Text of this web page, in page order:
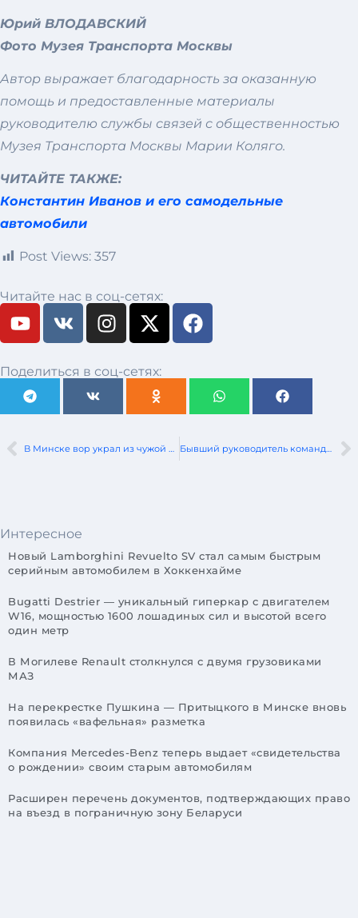
Юрий ВЛОДАВСКИЙ
Фото Музея Транспорта Москвы
Автор выражает благодарность за оказанную
помощь и предоставленные материалы
руководителю службы связей с общественностью
Музея Транспорта Москвы Марии Коляго.
ЧИТАЙТЕ ТАКЖЕ:
Константин Иванов и его самодельные
автомобили
Post Views: 357
Читайте нас в соц-сетях:
Поделиться в соц-сетях:
Интересное
Новый Lamborghini Revuelto SV стал самым быстрым
серийным автомобилем в Хоккенхайме
Bugatti Destrier — уникальный гиперкар с двигателем
W16, мощностью 1600 лошадиных сил и высотой всего
один метр
В Могилеве Renault столкнулся с двумя грузовиками
МАЗ
На перекрестке Пушкина — Притыцкого в Минске вновь
появилась «вафельная» разметка
Компания Mercedes-Benz теперь выдает «свидетельства
о рождении» своим старым автомобилям
Расширен перечень документов, подтверждающих право
на въезд в пограничную зону Беларуси